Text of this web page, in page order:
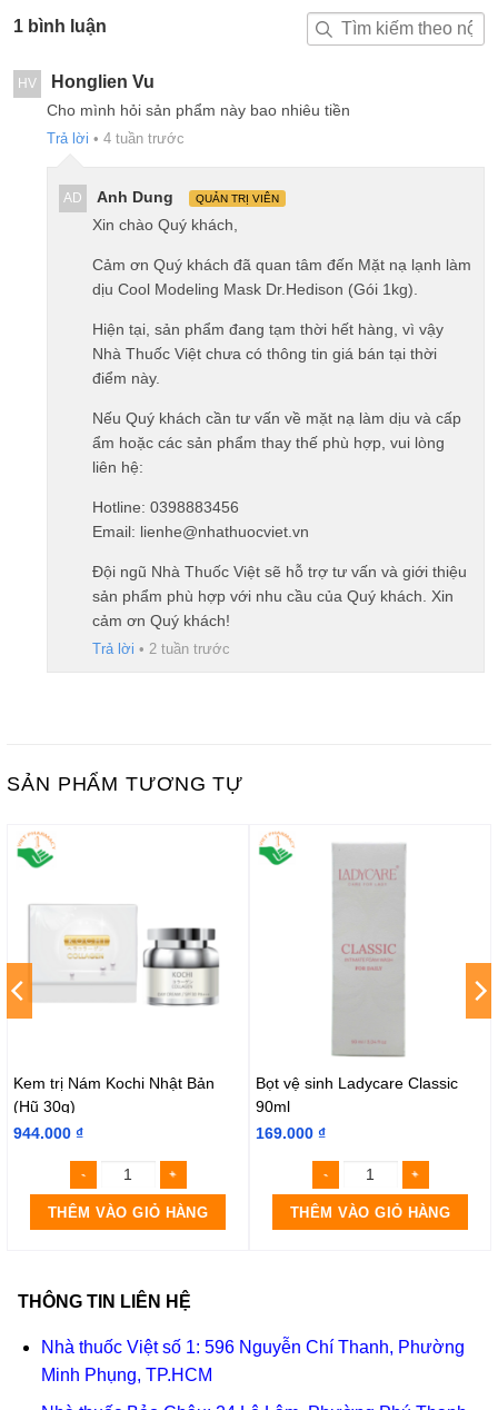
1 bình luận
HV Honglien Vu
Cho mình hỏi sản phẩm này bao nhiêu tiền
Trả lời • 4 tuần trước
AD Anh Dung QUẢN TRỊ VIÊN
Xin chào Quý khách,
Cảm ơn Quý khách đã quan tâm đến Mặt nạ lạnh làm
dịu Cool Modeling Mask Dr.Hedison (Gói 1kg).
Hiện tại, sản phẩm đang tạm thời hết hàng, vì vậy
Nhà Thuốc Việt chưa có thông tin giá bán tại thời
điểm này.
Nếu Quý khách cần tư vấn về mặt nạ làm dịu và cấp
ẩm hoặc các sản phẩm thay thế phù hợp, vui lòng
liên hệ:
Hotline: 0398883456
Email: lienhe@nhathuocviet.vn
Đội ngũ Nhà Thuốc Việt sẽ hỗ trợ tư vấn và giới thiệu
sản phẩm phù hợp với nhu cầu của Quý khách. Xin
cảm ơn Quý khách!
Trả lời • 2 tuần trước
SẢN PHẨM TƯƠNG TỰ
Kem trị Nám Kochi Nhật Bản
(Hũ 30g)
944.000 ₫
THÊM VÀO GIỎ HÀNG
Bọt vệ sinh Ladycare Classic
90ml
169.000 ₫
THÊM VÀO GIỎ HÀNG
THÔNG TIN LIÊN HỆ
Nhà thuốc Việt số 1: 596 Nguyễn Chí Thanh, Phường
Minh Phụng, TP.HCM